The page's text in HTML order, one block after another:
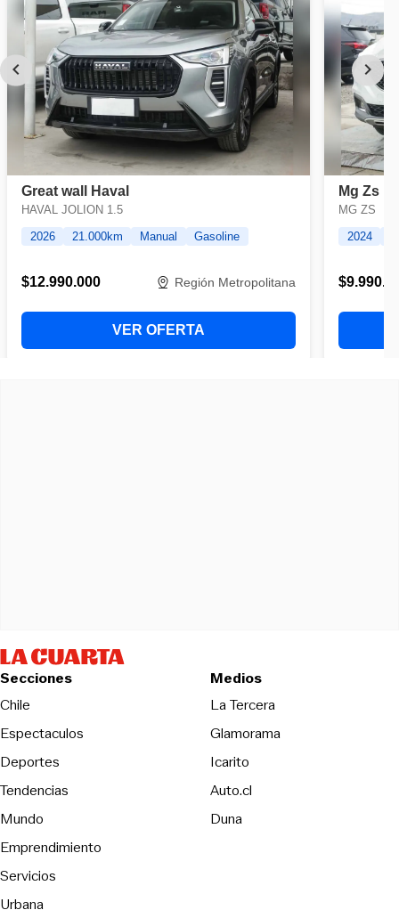
Secciones
Chile
Espectaculos
Deportes
Tendencias
Mundo
Emprendimiento
Servicios
Urbana
Medios
La TerceraOpens in new
Glamorama
Icarito
Auto.cl
DunaOpens in new window